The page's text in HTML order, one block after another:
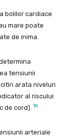
bolilor cardiace
mare poate
de inima.
tensiunii
arata niveluri
al riscului
de cord).
16
arteriale